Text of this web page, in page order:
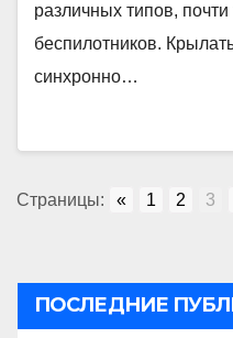
различных типов,
беспилотников.
синхронно…
Страницы: « 1 2 3
ПОСЛЕДНИЕ